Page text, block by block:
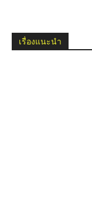
เรื่องแนะนำ